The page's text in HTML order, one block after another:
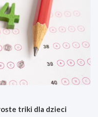
triki dla dzieci